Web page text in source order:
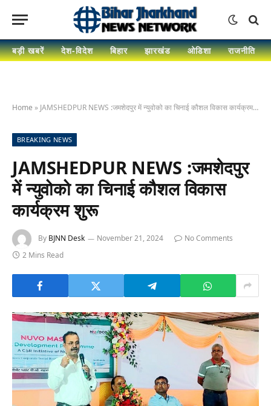
बड़ी खबरें देश-विदेश बिहार झारखंड ओडिशा राजनीति
Home » JAMSHEDPUR NEWS :जमशेदपुर में न्युवोको का चिनाई कौशल विकास कार्यक्रम शुरू
BREAKING NEWS
JAMSHEDPUR NEWS :जमशेदपुर
में न्युवोको का चिनाई कौशल विकास
कार्यक्रम शुरू
By BJNN Desk November 21, 2024
No Comments
2 Mins Read